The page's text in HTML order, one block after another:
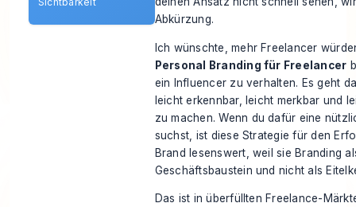
Abkürzung.
Ich wünschte, mehr Freelancer
Personal Branding für Freelancer
ein Influencer zu verhalten. Es geht
leicht erkennbar, leicht merkbar und
zu machen. Wenn du dafür eine
suchst, ist dieseStrategie für den
Brand lesenswert, weil sie Branding
Geschäftsbaustein und nicht als
Das ist in überfüllten Freelance-